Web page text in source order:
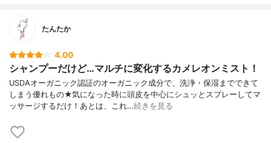
たんたか
4.00
シャンプーだけど…マルチに変化するカメレオンミスト！
USDAオーガニック認証のオーガニック成分で、洗浄・保湿までできて
しまう優れもの★気になった時に頭皮を中心にシュッとスプレーしてマ
ッサージするだけ！あとは、これ…続きを見る